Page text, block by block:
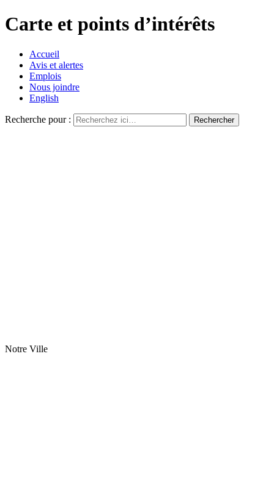
Carte et points d’intérêts
Accueil
Avis et alertes
Emplois
Nous joindre
English
Recherche pour :
Notre Ville